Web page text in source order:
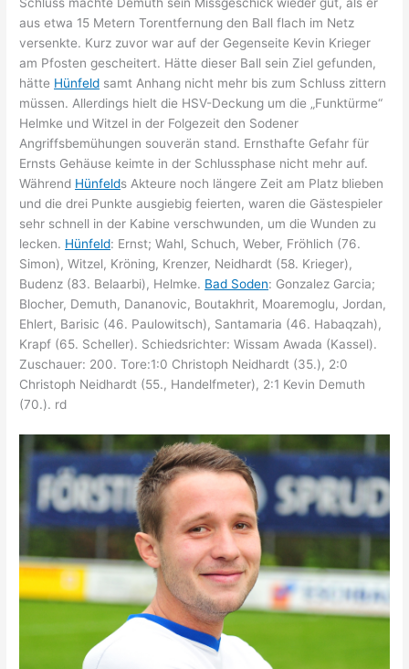
aus etwa 15 Metern Torentfernung den Ball flach im Netz
versenkte. Kurz zuvor war auf der Gegenseite Kevin Krieger
am Pfosten gescheitert. Hätte dieser Ball sein Ziel gefunden,
hätte Hünfeld samt Anhang nicht mehr bis zum Schluss zittern
müssen. Allerdings hielt die HSV-Deckung um die „Funktürme“
Helmke und Witzel in der Folgezeit den Sodener
Angriffsbemühungen souverän stand. Ernsthafte Gefahr für
Ernsts Gehäuse keimte in der Schlussphase nicht mehr auf.
Während Hünfelds Akteure noch längere Zeit am Platz blieben
und die drei Punkte ausgiebig feierten, waren die Gästespieler
sehr schnell in der Kabine verschwunden, um die Wunden zu
lecken. Hünfeld: Ernst; Wahl, Schuch, Weber, Fröhlich (76.
Simon), Witzel, Kröning, Krenzer, Neidhardt (58. Krieger),
Budenz (83. Belaarbi), Helmke. Bad Soden: Gonzalez Garcia;
Blocher, Demuth, Dananovic, Boutakhrit, Moaremoglu, Jordan,
Ehlert, Barisic (46. Paulowitsch), Santamaria (46. Habaqzah),
Krapf (65. Scheller). Schiedsrichter: Wissam Awada (Kassel).
Zuschauer: 200. Tore:1:0 Christoph Neidhardt (35.), 2:0
Christoph Neidhardt (55., Handelfmeter), 2:1 Kevin Demuth
(70.). rd